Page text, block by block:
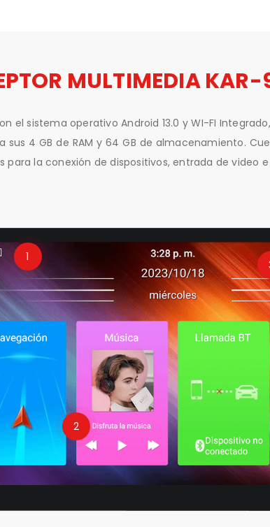
MULTIMEDIA
el sistema operativo Android 13.0 y WI-FI
4 GB de RAM y 64 GB de almacenamiento.
la conexión de dispositivos, entrada de video
1
2